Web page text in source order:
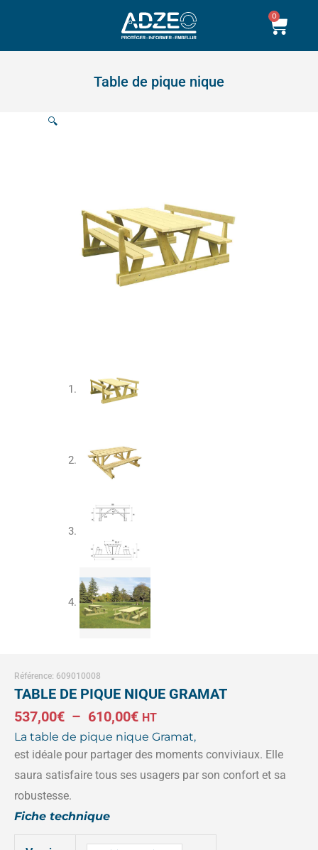
0
Table de pique nique
🔍
Référence: 609010008
TABLE DE PIQUE NIQUE GRAMAT
537,00€ – 610,00€Plage
de
prix :
HT
La table de pique nique Gramat,
est idéale pour partager des moments conviviaux. Elle
saura satisfaire tous ses usagers par son confort et sa
robustesse.
Fiche technique